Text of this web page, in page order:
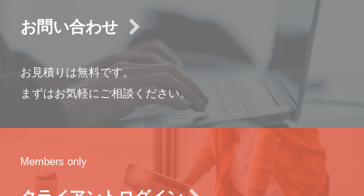
お問い合わせ
お見積りは無料です。
まずはお気軽にご相談ください。
Members only